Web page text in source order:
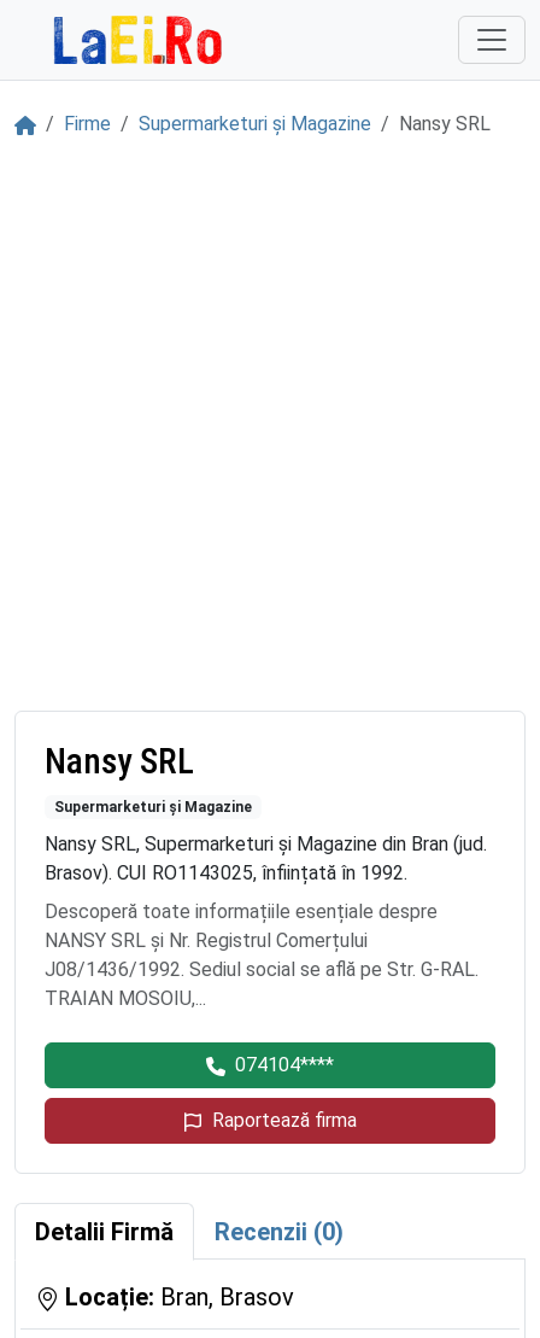
Sari la continut
AcasăFirme Supermarketuri și Magazine Nansy SRL
Nansy SRL
Supermarketuri și Magazine
Nansy SRL, Supermarketuri și Magazine din Bran (jud.
Brasov). CUI RO1143025, înființată în 1992.
Descoperă toate informațiile esențiale despre
NANSY SRL și Nr. Registrul Comerțului
J08/1436/1992. Sediul social se află pe Str. G-RAL.
TRAIAN MOSOIU,...
074104****
Raportează firma
Detalii Firmă Recenzii (0)
Locație: Bran, Brasov